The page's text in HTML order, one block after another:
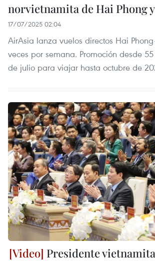
norvietnamita de Hai Phong
17/07/2025 02:04
AirAsia lanza vuelos directos Hai
veces por semana. Promoción desde
de julio para viajar hasta octubre de
Presidente